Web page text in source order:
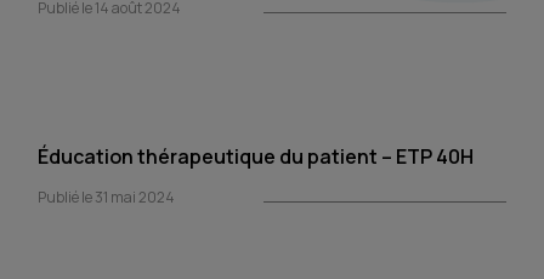
Publié le 14 août 2024
Éducation thérapeutique du patient – ETP 40H
Publié le 31 mai 2024